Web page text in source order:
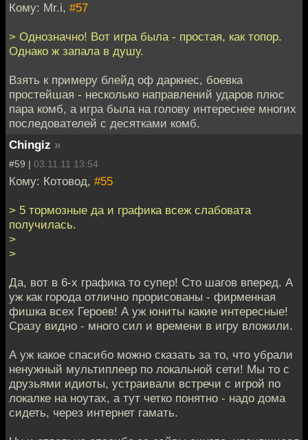
Кому: Mr.i, #57
> Однозначно! Вот игра была - простая, как топор.
Однако ж запала в душу.
Взять к примеру блейд оф даркнес, боевка
простейшая - несколько направлений ударов плюс
пара комб, а игра была на голову интереснее многих
последователей с десятками комб.
Chingiz »
#59 | 03.11.11 13:54
Кому: Котовод, #55
> 5 тормозные да и графика всеж слабовата
получилась.
>
>
Да, вот в 6-х графика то супер! Сто шагов вперед. А
уж как города отлично прорисованы - фирменная
фишка всех Героев! А уж юниты какие интересные!
Сразу видно - много сил и времени в игру вложили.
А уж какое спасибо можно сказать за то, что убрали
ненужный мультиплеер по локальной сети! Мы то с
друзьями идиоты, устраивали встречи с игрой по
локалке на ноутах, а тут четко понятно - надо дома
сидеть, через интернет гамать.